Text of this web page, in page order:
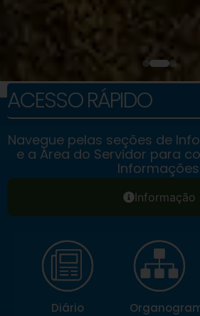
ACESSO RÁPIDO
Navegue pelas seções de
e a Área do Servidor para
Informação
Diário